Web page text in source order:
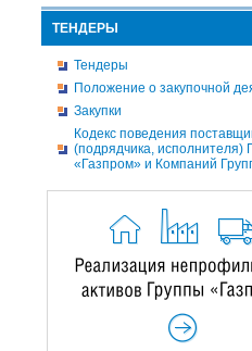
ТЕНДЕРЫ
Тендеры
Положение о закупочной
Закупки
Кодекс поведения
(подрядчика, исполнителя)
«Газпром» и Компаний